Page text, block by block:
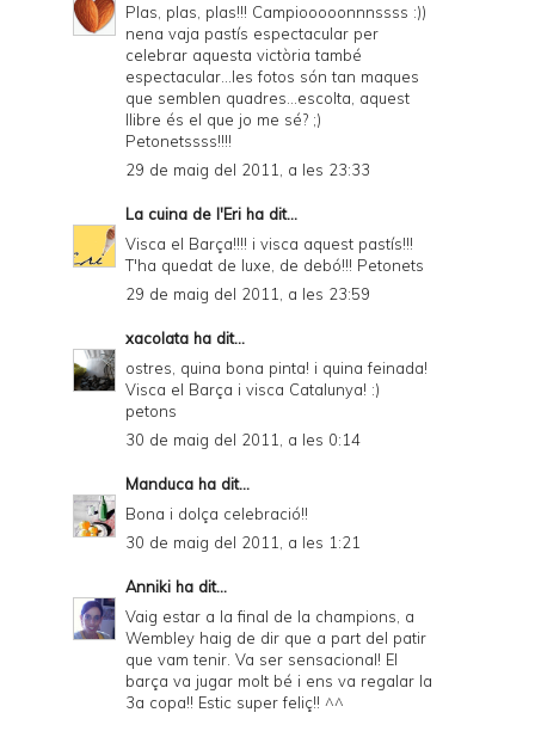
Plas, plas, plas!!! Campiooooonnnssss :))
nena vaja pastís espectacular per
celebrar aquesta victòria també
espectacular...les fotos són tan maques
que semblen quadres...escolta, aquest
llibre és el que jo me sé? ;)
Petonetssss!!!!
29 de maig del 2011, a les 23:33
La cuina de l'Eri ha dit...
Visca el Barça!!!! i visca aquest pastís!!!
T'ha quedat de luxe, de debó!!! Petonets
29 de maig del 2011, a les 23:59
xacolata ha dit...
ostres, quina bona pinta! i quina feinada!
Visca el Barça i visca Catalunya! :)
petons
30 de maig del 2011, a les 0:14
Manduca ha dit...
Bona i dolça celebració!!
30 de maig del 2011, a les 1:21
Anniki ha dit...
Vaig estar a la final de la champions, a
Wembley haig de dir que a part del patir
que vam tenir. Va ser sensacional! El
barça va jugar molt bé i ens va regalar la
3a copa!! Estic super feliç!! ^^